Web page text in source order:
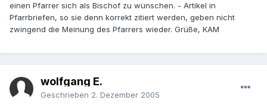
einen Pfarrer sich als Bischof zu wünschen. - Artikel in
Pfarrbriefen, so sie denn korrekt zitiert werden, geben nicht
zwingend die Meinung des Pfarrers wieder. Grüße, KAM
wolfgang E.
Geschrieben 2. Dezember 2005